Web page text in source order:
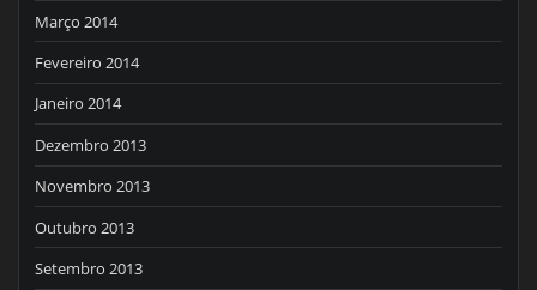
Março 2014
Fevereiro 2014
Janeiro 2014
Dezembro 2013
Novembro 2013
Outubro 2013
Setembro 2013